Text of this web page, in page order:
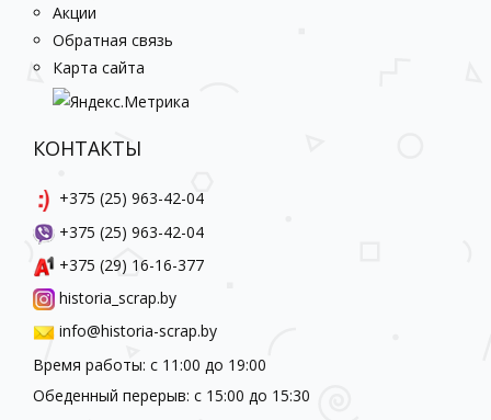
Акции
Обратная связь
Карта сайта
КОНТАКТЫ
+375 (25) 963-42-04
+375 (25) 963-42-04
+375 (29) 16-16-377
historia_scrap.by
info@historia-scrap.by
Время работы: с 11:00 до 19:00
Обеденный перерыв: с 15:00 до 15:30